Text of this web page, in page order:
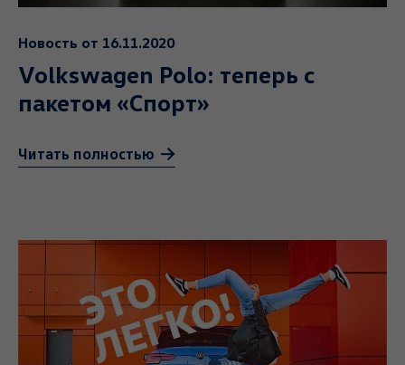
Новость от 16.11.2020
Volkswagen Polo: теперь с
пакетом «Спорт»
Читать полностью